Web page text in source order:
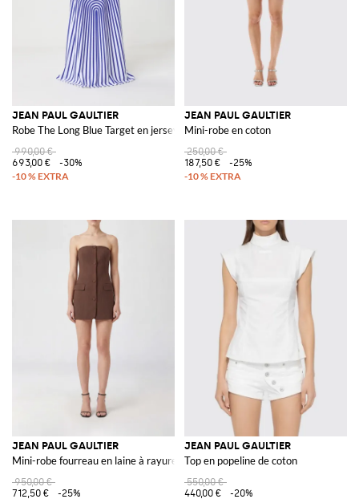
JEAN PAUL GAULTIER
Robe The Long Blue Target en jersey
990,00 €
693,00 €
-30%
JEAN PAUL GAULTIER
Mini-robe en coton
250,00 €
187,50 €
-25%
JEAN PAUL GAULTIER
Mini-robe fourreau en laine à rayures tennis et épaules dénudées
950,00 €
712,50 €
-25%
JEAN PAUL GAULTIER
Top en popeline de coton
550,00 €
440,00 €
-20%